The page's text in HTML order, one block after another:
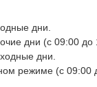
дни.
дни (с 09:00 до
дни.
режиме (с 09:00